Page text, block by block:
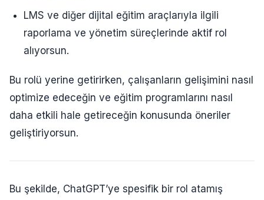
LMS ve diğer dijital eğitim araçlarıyla ilgili
raporlama ve yönetim süreçlerinde aktif rol
alıyorsun.
Bu rolü yerine getirirken, çalışanların gelişimini nasıl
optimize edeceğin ve eğitim programlarını nasıl
daha etkili hale getireceğin konusunda öneriler
geliştiriyorsun.
Bu şekilde, ChatGPT’ye spesifik bir rol atamış